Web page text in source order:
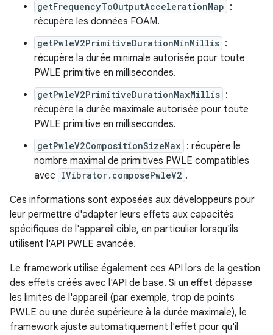
getFrequencyToOutputAccelerationMap :
récupère les données FOAM.
getPwleV2PrimitiveDurationMinMillis :
récupère la durée minimale autorisée pour toute
PWLE primitive en millisecondes.
getPwleV2PrimitiveDurationMaxMillis :
récupère la durée maximale autorisée pour toute
PWLE primitive en millisecondes.
getPwleV2CompositionSizeMax : récupère le
nombre maximal de primitives PWLE compatibles
avec IVibrator.composePwleV2 .
Ces informations sont exposées aux développeurs pour
leur permettre d'adapter leurs effets aux capacités
spécifiques de l'appareil cible, en particulier lorsqu'ils
utilisent l'API PWLE avancée.
Le framework utilise également ces API lors de la gestion
des effets créés avec l'API de base. Si un effet dépasse
les limites de l'appareil (par exemple, trop de points
PWLE ou une durée supérieure à la durée maximale), le
framework ajuste automatiquement l'effet pour qu'il